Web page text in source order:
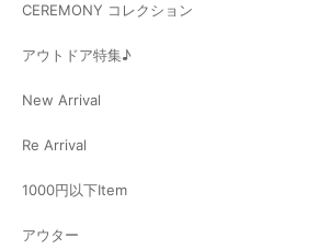
CEREMONY コレクション
アウトドア特集♪
New Arrival
Re Arrival
1000円以下Item
アウター